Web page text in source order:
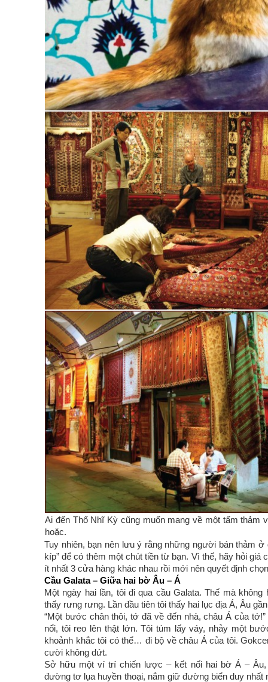
Ai đến Thổ Nhĩ Kỳ cũng muốn mang về một tấm thảm
hoặc.
Tuy nhiên, bạn nên lưu ý rằng những người bán thảm ở
kíp” để có thêm một chút tiền từ bạn. Vì thế, hãy hỏi giá
ít nhất 3 cửa hàng khác nhau rồi mới nên quyết định
Cầu Galata – Giữa hai bờ Âu – Á
Một ngày hai lần, tôi đi qua cầu Galata. Thế mà không
thấy rưng rưng. Lần đầu tiên tôi thấy hai lục địa Á, Âu
“Một bước chân thôi, tớ đã về đến nhà, châu Á của
nổi, tôi reo lên thật lớn. Tôi túm lấy váy, nhảy một
khoảnh khắc tôi có thể… đi bộ về châu Á của tôi.
cười không dứt.
Sở hữu một ví trí chiến lược – kết nối hai bờ Á – Âu,
đường tơ lụa huyền thoại, nắm giữ đường biển duy nhất